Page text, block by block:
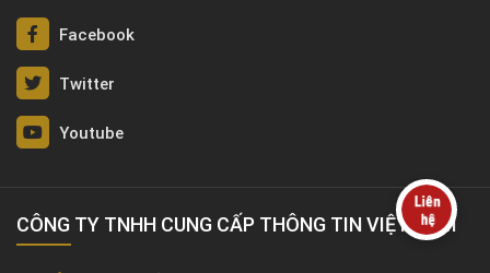
Facebook
Twitter
Youtube
CÔNG TY TNHH CUNG CẤP THÔNG TIN VIỆT NAM